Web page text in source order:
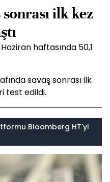
ilk kez
haftasında 50,1
savaş sonrası ilk
test edildi.
Bloomberg HT'yi